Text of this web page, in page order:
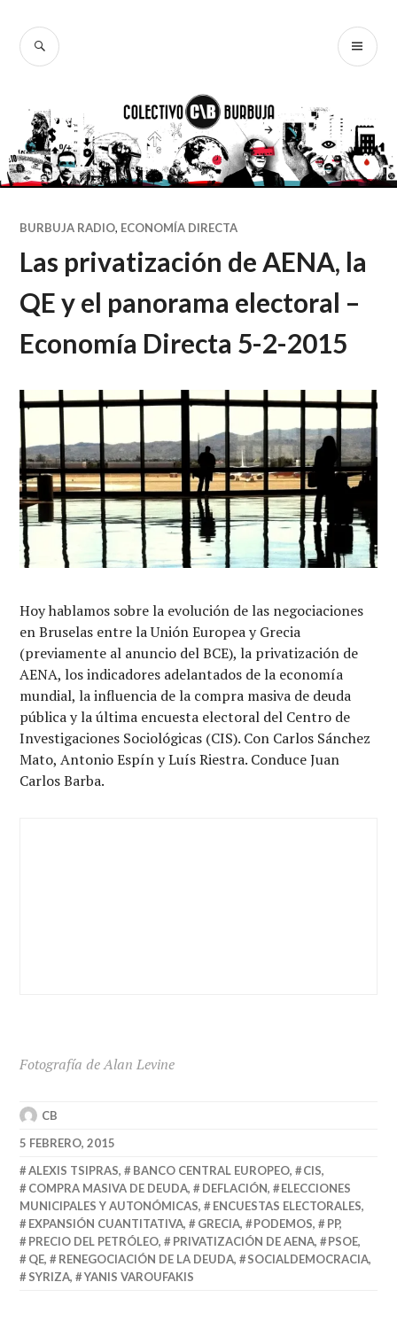
contenido
BUSCAR
BURBUJA RADIO, ECONOMÍA DIRECTA
Las privatización de AENA, la
QE y el panorama electoral –
Economía Directa 5-2-2015
Hoy hablamos sobre la evolución de las negociaciones
en Bruselas entre la Unión Europea y Grecia
(previamente al anuncio del BCE), la privatización de
AENA, los indicadores adelantados de la economía
mundial, la influencia de la compra masiva de deuda
pública y la última encuesta electoral del Centro de
Investigaciones Sociológicas (CIS). Con Carlos Sánchez
Mato, Antonio Espín y Luís Riestra. Conduce Juan
Carlos Barba.
Fotografía de Alan Levine
CB
5 FEBRERO, 2015
ALEXIS TSIPRAS, BANCO CENTRAL EUROPEO, CIS,
COMPRA MASIVA DE DEUDA, DEFLACIÓN,
ELECCIONES
MUNICIPALES Y AUTONÓMICAS, ENCUESTAS ELECTORALES,
EXPANSIÓN CUANTITATIVA, GRECIA, PODEMOS, PP,
PRECIO DEL PETRÓLEO, PRIVATIZACIÓN DE AENA, PSOE,
QE, RENEGOCIACIÓN DE LA DEUDA, SOCIALDEMOCRACIA,
SYRIZA, YANIS VAROUFAKIS